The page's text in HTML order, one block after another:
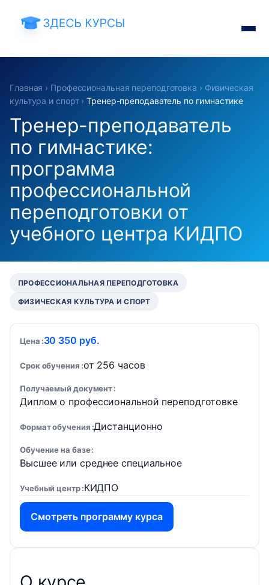
Главная › Профессиональная переподготовка › Физическая
культура и спорт›Тренер-преподаватель по гимнастике
Тренер-преподаватель
по гимнастике:
программа
профессиональной
переподготовки от
учебного центра КИДПО
ПРОФЕССИОНАЛЬНАЯ ПЕРЕПОДГОТОВКА
ФИЗИЧЕСКАЯ КУЛЬТУРА И СПОРТ
Цена 30 350 руб.
Срок обучения от 256 часов
Получаемый документ
Диплом о профессиональной переподготовке
Формат обучения Дистанционно
Обучение на базе
Высшее или среднее специальное
Учебный центр КИДПО
Смотреть программу курса